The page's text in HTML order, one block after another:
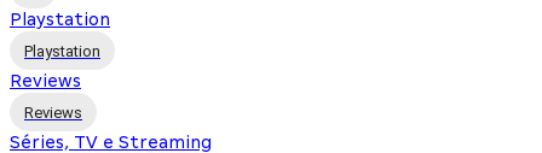
Playstation
Playstation
Reviews
Reviews
Séries, TV e Streaming